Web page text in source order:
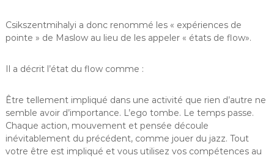
Csikszentmihalyi a donc renommé les « expériences de
pointe » de Maslow au lieu de les appeler « états de flow».
Il a décrit l’état du flow comme :
Être tellement impliqué dans une activité que rien d’autre ne
semble avoir d’importance. L’ego tombe. Le temps passe.
Chaque action, mouvement et pensée découle
inévitablement du précédent, comme jouer du jazz. Tout
votre être est impliqué et vous utilisez vos compétences au